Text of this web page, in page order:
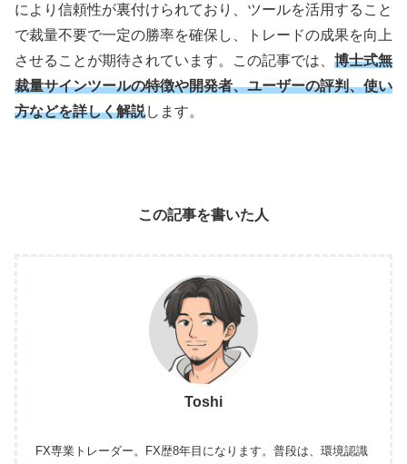
により信頼性が裏付けられており、ツールを活用すること
で裁量不要で一定の勝率を確保し、トレードの成果を向上
させることが期待されています。この記事では、 博士式無
裁量サインツールの特徴や開発者、ユーザーの評判、使い
方などを詳しく解説します。
この記事を書いた人
Toshi
FX専業トレーダー。FX歴8年目になります。普段は、環境認識